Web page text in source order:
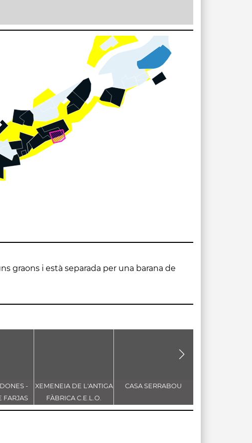
-
FARJAS
XEMENEIA DE L'ANTIGA
FÀBRICA C.E.L.O.
CASA SERRABOU